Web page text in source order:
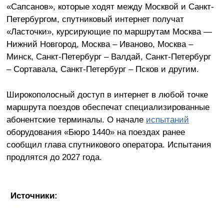
«Сапсанов», которые ходят между Москвой и Санкт-
Петербургом, спутниковый интернет получат
«Ласточки», курсирующие по маршрутам Москва —
Нижний Новгород, Москва – Иваново, Москва –
Минск, Санкт-Петербург – Валдай, Санкт-Петербург
– Сортавала, Санкт-Петербург – Псков и другим.
Широкополосный доступ в интернет в любой точке
маршрута поездов обеспечат специализированные
абонентские терминалы. О начале испытаний
оборудования «Бюро 1440» на поездах ранее
сообщил глава спутникового оператора. Испытания
продлятся до 2027 года.
Источники: